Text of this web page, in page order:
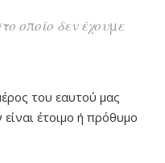
οποίο δεν έχουμε
του εαυτού μας
έτοιμο ή πρόθυμο